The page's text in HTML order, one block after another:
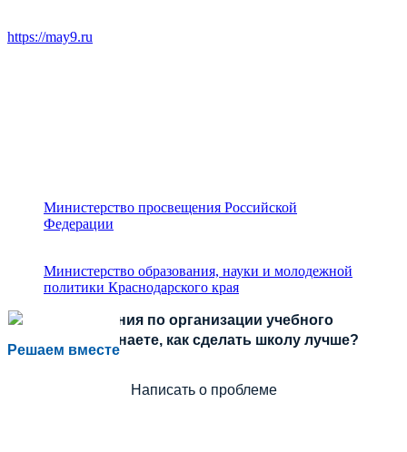
https://may9.ru
Министерство просвещения Российской
Федерации
Министерство образования, науки и молодежной
политики Краснодарского края
Решаем вместе
Есть предложения по организации учебного
процесса или знаете, как сделать школу лучше?
Написать о проблеме